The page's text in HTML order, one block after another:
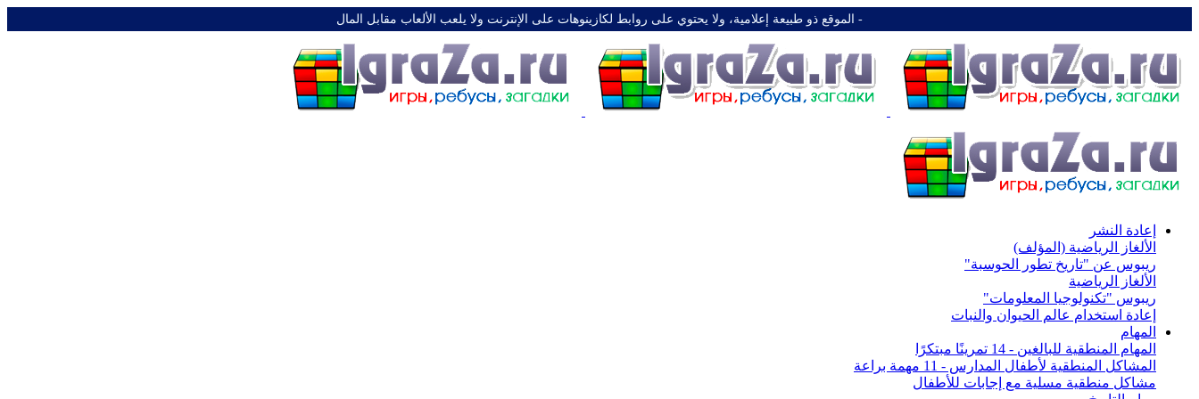
-️ الموقع ذو طبيعة إعلامية، ولا يحتوي على روابط لكازينوهات على الإنترنت ولا يلعب الألعاب مقابل المال
إعادة النشر
الألغاز الرياضية (المؤلف)
ريبوس عن "تاريخ تطور الحوسبة"
الألغاز الرياضية
ريبوس "تكنولوجيا المعلومات"
إعادة استخدام عالم الحيوان والنبات
المهام
المهام المنطقية للبالغين - 14 تمرينًا مبتكرًا
المشاكل المنطقية لأطفال المدارس - 11 مهمة براعة
مشاكل منطقية مسلية مع إجابات للأطفال